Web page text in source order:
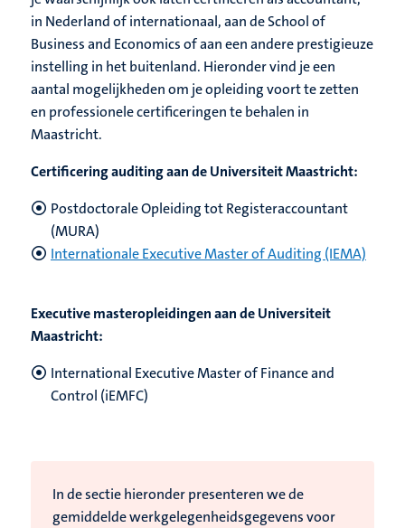
in Nederland of internationaal, aan de School of
Business and Economics of aan een andere prestigieuze
instelling in het buitenland. Hieronder vind je een
aantal mogelijkheden om je opleiding voort te zetten
en professionele certificeringen te behalen in
Maastricht.
Certificering auditing aan de Universiteit Maastricht:
Postdoctorale Opleiding tot Registeraccountant
(MURA)
Internationale Executive Master of Auditing (IEMA)
Executive masteropleidingen aan de Universiteit
Maastricht:
International Executive Master of Finance and
Control (iEMFC)
In de sectie hieronder presenteren we de
gemiddelde werkgelegenheidsgegevens voor